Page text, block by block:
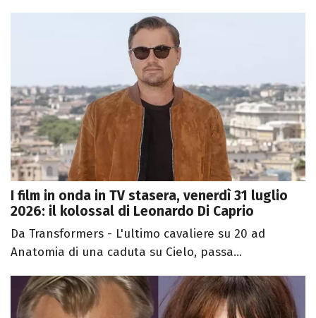
I film in onda in TV stasera, venerdì 31 luglio
2026: il kolossal di Leonardo Di Caprio
Da Transformers - L'ultimo cavaliere su 20 ad
Anatomia di una caduta su Cielo, passa...